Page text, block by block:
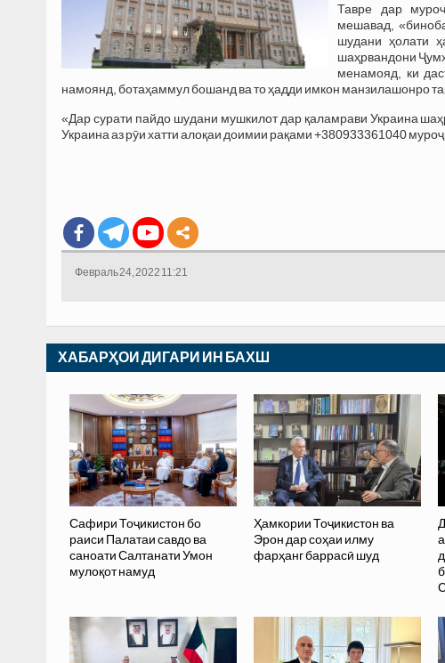
Тавре дар
мешавад,
шудани ҳолати
шаҳрвандони
менамояд, ки
намоянд, ботаҳаммул бошанд ва то ҳадди имкон манзилашонро
«Дар сурати пайдо шудани мушкилот дар қаламрави Украина
Украина аз рӯи хатти алоқаи доимии рақами +380933361040
Февраль 24, 2022 11:21
ХАБАРҲОИ ДИГАРИ ИН БАХШ
Сафири Тоҷикистон бо
раиси Палатаи савдо ва
саноати Салтанати Умон
мулоқот намуд
Ҳамкории Тоҷикистон ва
Эрон дар соҳаи илму
фарҳанг баррасӣ шуд